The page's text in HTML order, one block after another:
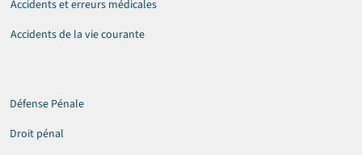
Défense Pénale
Droit pénal
Accidents et erreurs médicales
Accidents de la vie courante